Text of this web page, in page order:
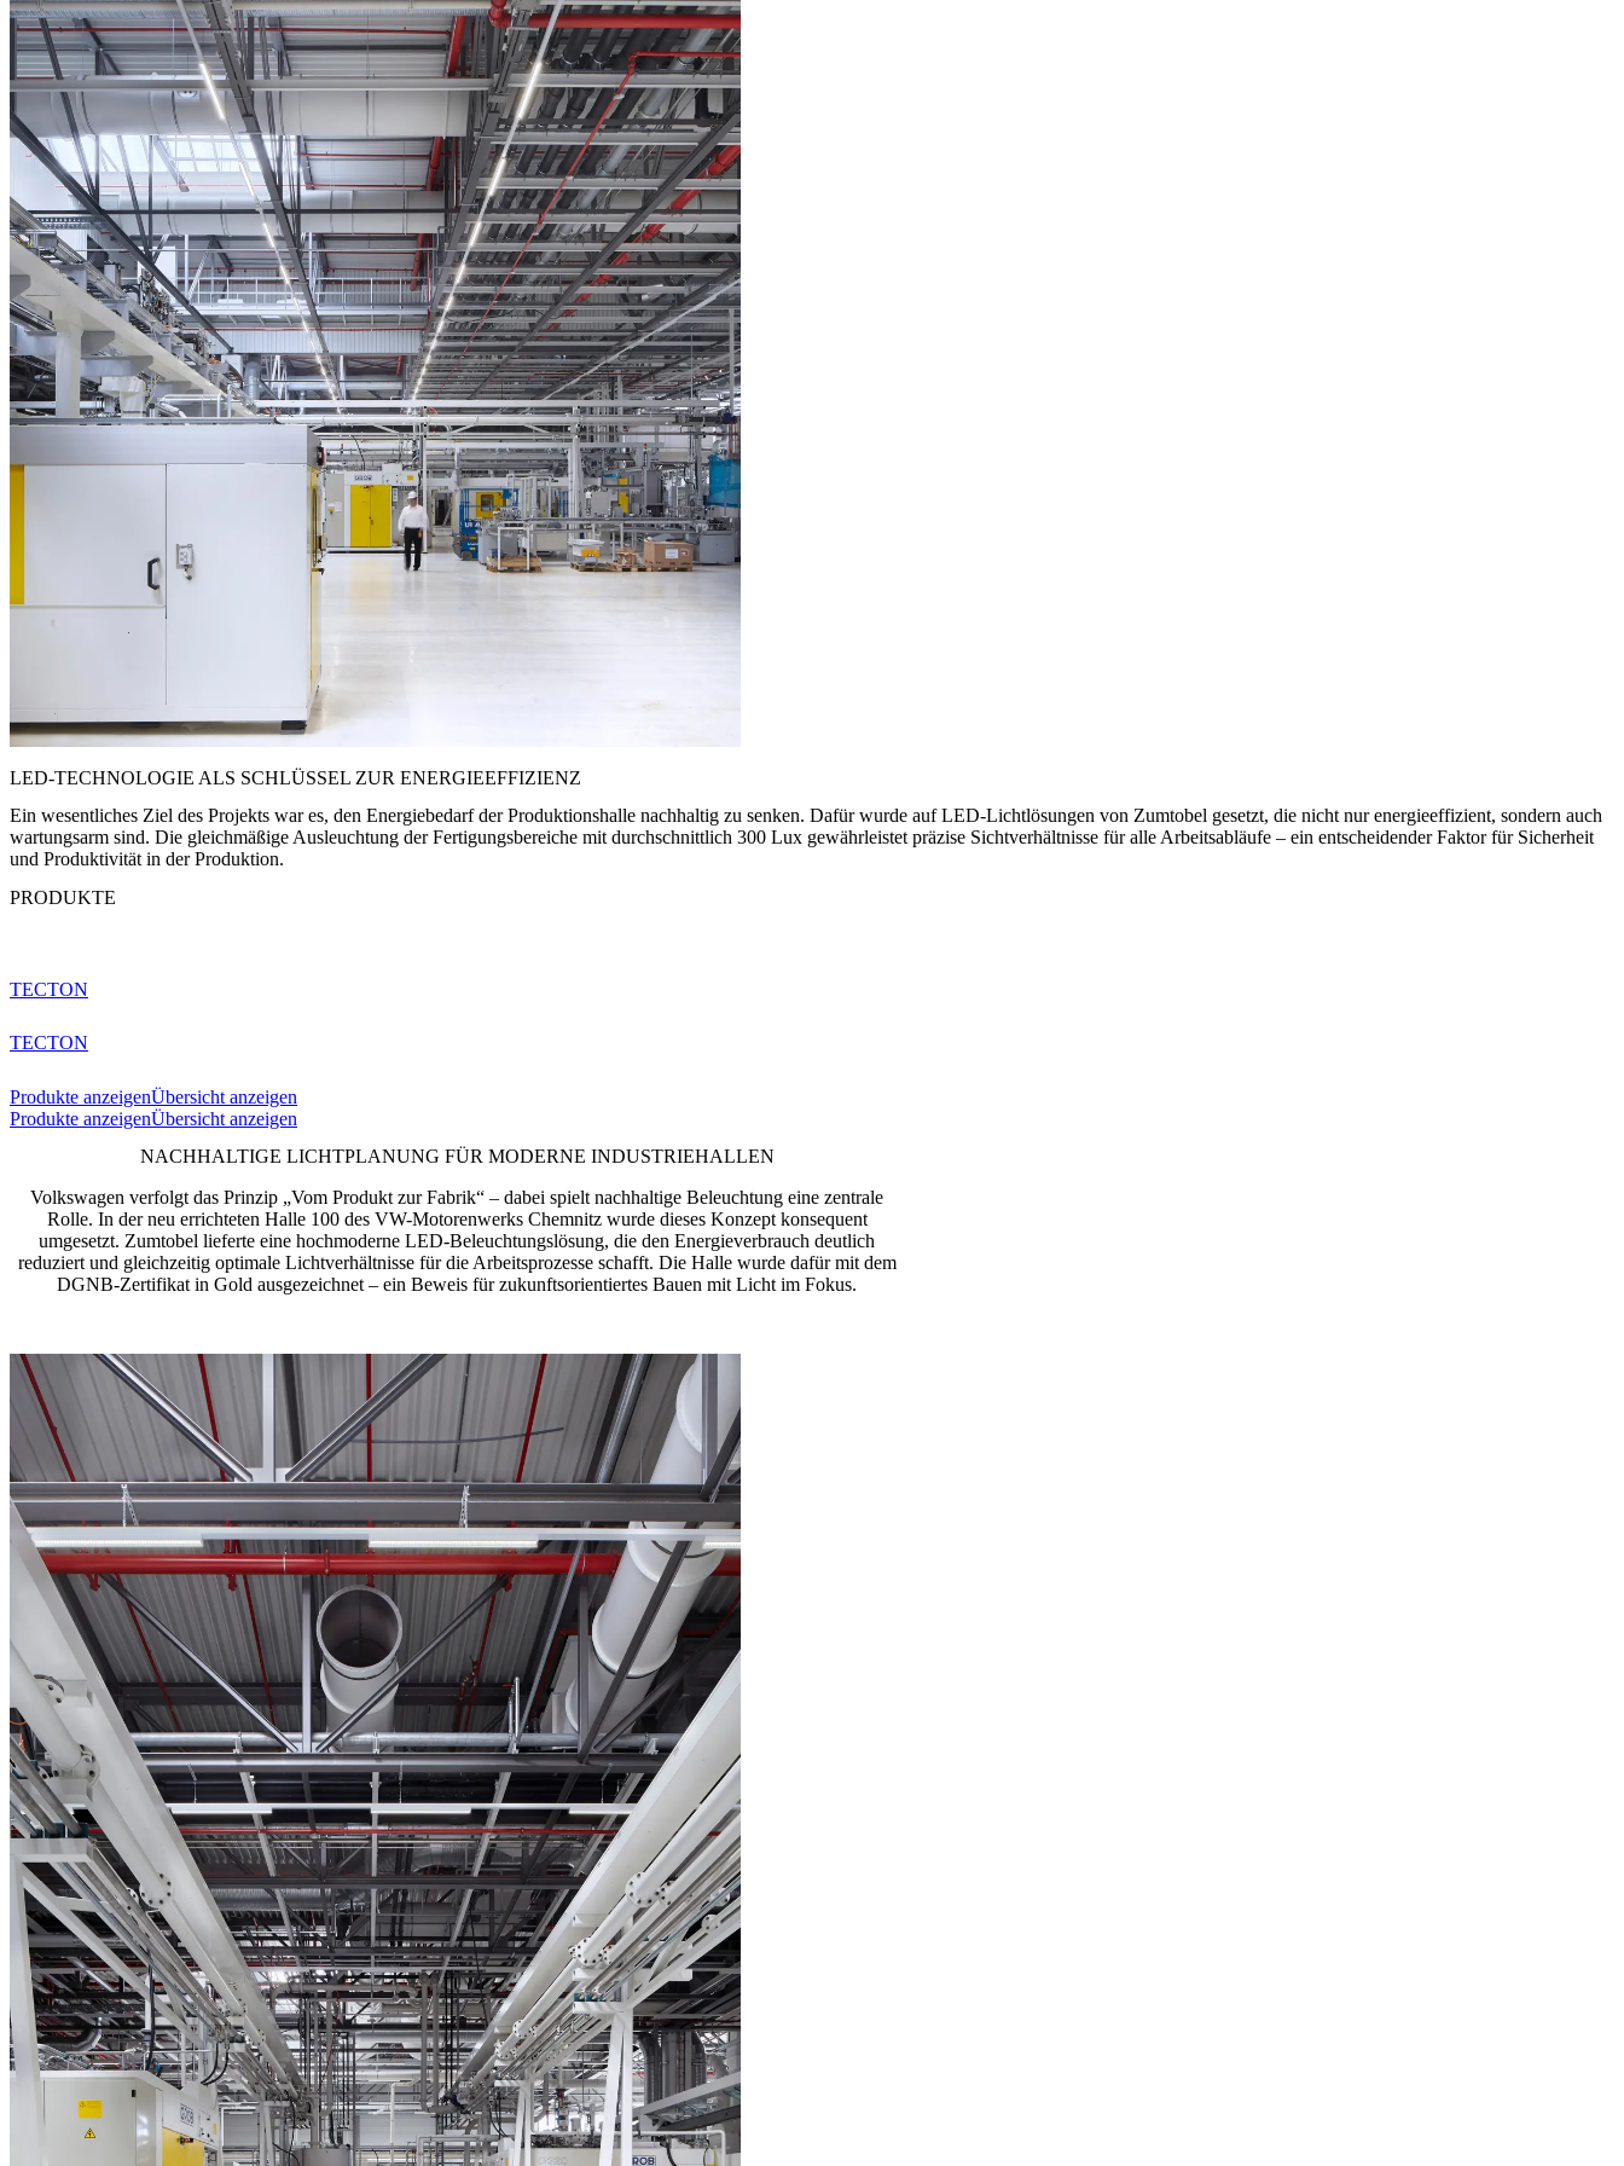
LED-TECHNOLOGIE ALS SCHLÜSSEL ZUR ENERGIEEFFIZIENZ
Ein wesentliches Ziel des Projekts war es, den Energiebedarf der Produktionshalle nachhaltig zu senken. Dafür wurde auf LED-Lichtlösungen von Zumtobel gesetzt, die nicht nur energieeffizient, sondern auch
wartungsarm sind. Die gleichmäßige Ausleuchtung der Fertigungsbereiche mit durchschnittlich 300 Lux gewährleistet präzise Sichtverhältnisse für alle Arbeitsabläufe – ein entscheidender Faktor für Sicherheit
und Produktivität in der Produktion.
PRODUKTE
TECTON
TECTON
Produkte anzeigenÜbersicht anzeigen
Produkte anzeigenÜbersicht anzeigen
NACHHALTIGE LICHTPLANUNG FÜR MODERNE INDUSTRIEHALLEN
Volkswagen verfolgt das Prinzip „Vom Produkt zur Fabrik“ – dabei spielt nachhaltige Beleuchtung eine zentrale
Rolle. In der neu errichteten Halle 100 des VW-Motorenwerks Chemnitz wurde dieses Konzept konsequent
umgesetzt. Zumtobel lieferte eine hochmoderne LED-Beleuchtungslösung, die den Energieverbrauch deutlich
reduziert und gleichzeitig optimale Lichtverhältnisse für die Arbeitsprozesse schafft. Die Halle wurde dafür mit dem
DGNB-Zertifikat in Gold ausgezeichnet – ein Beweis für zukunftsorientiertes Bauen mit Licht im Fokus.